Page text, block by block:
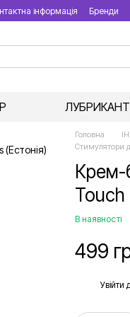
інформація Бренди
Головна
Стимулятори
Крем-
В наявності
499
Увійти